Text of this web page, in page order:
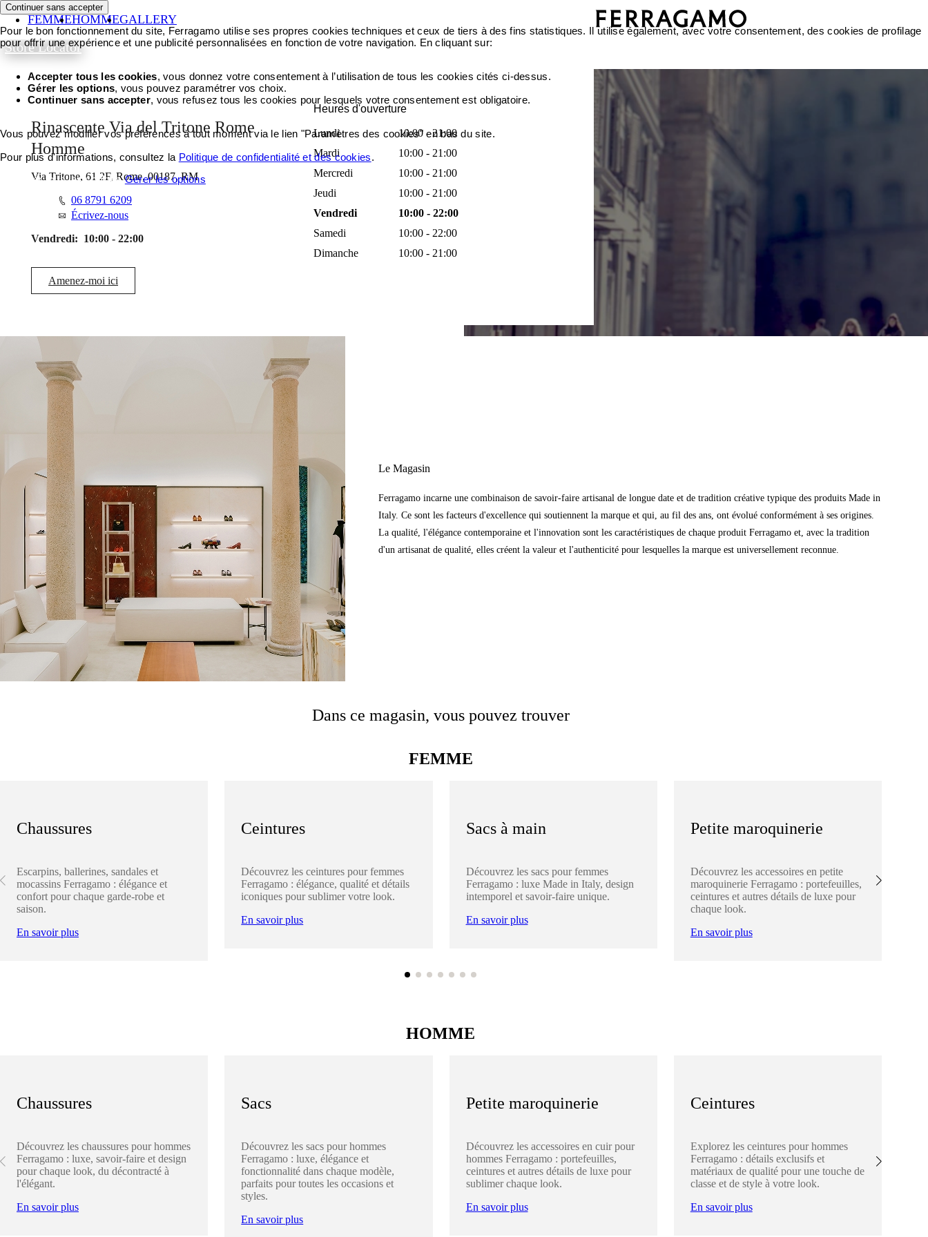
FEMMEHOMMEGALLERY
Store Locator
Rinascente Via del Tritone Rome
Homme
Via Tritone, 61 2F, Rome, 00187, RM
06 8791 6209
Écrivez-nous
Vendredi: 10:00 - 22:00
Amenez-moi ici
Heures d'ouverture
Lundi
10:00 - 21:00
Mardi
10:00 - 21:00
Mercredi
10:00 - 21:00
Jeudi
10:00 - 21:00
Vendredi
10:00 - 22:00
Samedi
10:00 - 22:00
Dimanche
10:00 - 21:00
Le Magasin
Ferragamo incarne une combinaison de savoir-faire artisanal de longue date et de tradition créative typique des produits Made in
Italy. Ce sont les facteurs d'excellence qui soutiennent la marque et qui, au fil des ans, ont évolué conformément à ses origines.
La qualité, l'élégance contemporaine et l'innovation sont les caractéristiques de chaque produit Ferragamo et, avec la tradition
d'un artisanat de qualité, elles créent la valeur et l'authenticité pour lesquelles la marque est universellement reconnue.
Dans ce magasin, vous pouvez trouver
FEMME
Chaussures
Escarpins, ballerines, sandales et
mocassins Ferragamo : élégance et
confort pour chaque garde-robe et
saison.
En savoir plus
Ceintures
Découvrez les ceintures pour femmes
Ferragamo : élégance, qualité et détails
iconiques pour sublimer votre look.
En savoir plus
Sacs à main
Découvrez les sacs pour femmes
Ferragamo : luxe Made in Italy, design
intemporel et savoir-faire unique.
En savoir plus
Petite maroquinerie
Découvrez les accessoires en petite
maroquinerie Ferragamo : portefeuilles,
ceintures et autres détails de luxe pour
chaque look.
En savoir plus
HOMME
Chaussures
Découvrez les chaussures pour hommes
Ferragamo : luxe, savoir-faire et design
pour chaque look, du décontracté à
l'élégant.
En savoir plus
Sacs
Découvrez les sacs pour hommes
Ferragamo : luxe, élégance et
fonctionnalité dans chaque modèle,
parfaits pour toutes les occasions et
styles.
En savoir plus
Petite maroquinerie
Découvrez les accessoires en cuir pour
hommes Ferragamo : portefeuilles,
ceintures et autres détails de luxe pour
sublimer chaque look.
En savoir plus
Ceintures
Explorez les ceintures pour hommes
Ferragamo : détails exclusifs et
matériaux de qualité pour une touche de
classe et de style à votre look.
En savoir plus
Continuer sans accepter
Pour le bon fonctionnement du site, Ferragamo utilise ses propres cookies techniques et ceux de tiers à des fins statistiques. Il utilise également, avec votre consentement, des cookies de profilage
pour offrir une expérience et une publicité personnalisées en fonction de votre navigation. En cliquant sur:
Accepter tous les cookies, vous donnez votre consentement à l’utilisation de tous les cookies cités ci-dessus.
Gérer les options, vous pouvez paramétrer vos choix.
Continuer sans accepter, vous refusez tous les cookies pour lesquels votre consentement est obligatoire.
Vous pouvez modifier vos préférences à tout moment via le lien "Paramètres des cookies" en bas du site.
Pour plus d'informations, consultez la Politique de confidentialité et des cookies.
Accepter tous les cookies Gérer les options